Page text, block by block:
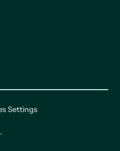
Settings